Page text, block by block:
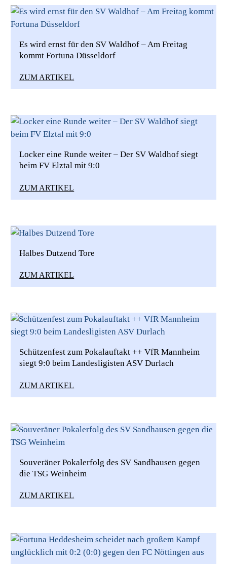
Es wird ernst für den SV Waldhof – Am Freitag
kommt Fortuna Düsseldorf
ZUM ARTIKEL
Locker eine Runde weiter – Der SV Waldhof siegt
beim FV Elztal mit 9:0
ZUM ARTIKEL
Halbes Dutzend Tore
ZUM ARTIKEL
Schützenfest zum Pokalauftakt ++ VfR Mannheim
siegt 9:0 beim Landesligisten ASV Durlach
ZUM ARTIKEL
Souveräner Pokalerfolg des SV Sandhausen gegen
die TSG Weinheim
ZUM ARTIKEL